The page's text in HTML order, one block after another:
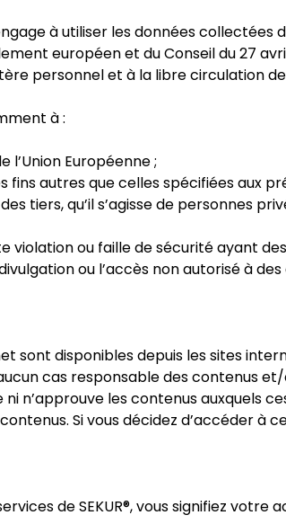
à utiliser les données
européen et du Conseil du 27
personnel et à la libre circulation de
à :
l’Union Européenne ;
fins autres que celles spécifiées aux
tiers, qu’il s’agisse de personnes
violation ou faille de sécurité ayant
ou l’accès non autorisé à des
sont disponibles depuis les sites
aucun cas responsable des contenus
ni n’approuve les contenus
Si vous décidez d’accéder à
de SEKUR®, vous signifiez